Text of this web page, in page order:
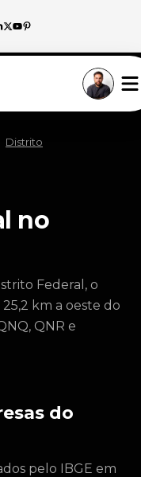
Distrito
no
Federal, o
km a oeste do
QNR e
do
pelo IBGE em